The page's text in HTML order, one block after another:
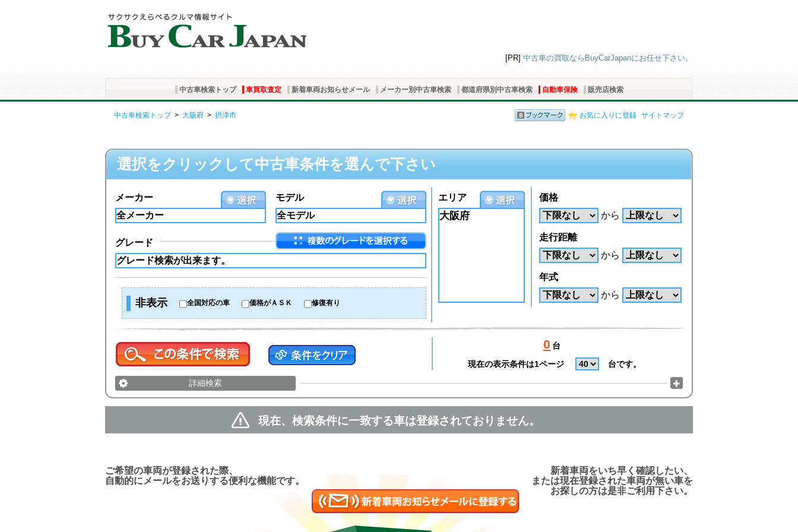
[PR] 中古車の買取ならBuyCarJapanにお任せ下さい。
中古車検索トップ 車買取査定 新着車両お知らせメール メーカー別中古車検索 都道府県別中古車検索 自動車保険 販売店検索
お気に入りに登録 サイトマップ
中古車検索トップ> 大阪府 > 摂津市
選択をクリックして中古車条件を選んで下さい
モデル
メーカー
グレード
非表示 全国対応の車 価格がＡＳＫ 修復有り
エリア
大阪府
価格
から
走行距離
から
年式
から
0 台
現在の表示条件は1ページ
台です。
詳細検索
現在、検索条件に一致する車は登録されておりません。
新着車両をいち早く確認したい、
または現在登録された車両が無い車を
お探しの方は是非ご利用下さい。
ご希望の車両が登録された際、
自動的にメールをお送りする便利な機能です。